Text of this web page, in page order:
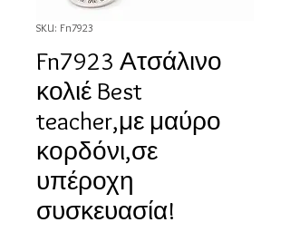
SKU: Fn7923
Fn7923 Ατσάλινο
κολιέ Best
teacher,με μαύρο
κορδόνι,σε
υπέροχη
συσκευασία!